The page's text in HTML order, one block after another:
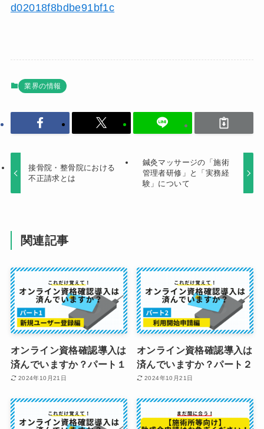
d02018f8bdbe91bf1c
業界の情報
接骨院・整骨院における
不正請求とは
鍼灸マッサージの「施術
管理者研修」と「実務経
験」について
関連記事
オンライン資格確認導入は
済んでいますか？パート１
2024年10月21日
オンライン資格確認導入は
済んでいますか？パート２
2024年10月21日